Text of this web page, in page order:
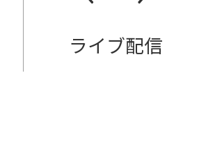
ライブ配信